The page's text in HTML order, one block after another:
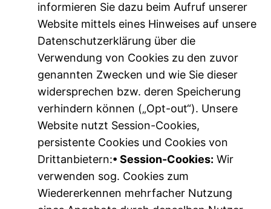
informieren Sie dazu beim Aufruf unserer
Website mittels eines Hinweises auf unsere
Datenschutzerklärung über die
Verwendung von Cookies zu den zuvor
genannten Zwecken und wie Sie dieser
widersprechen bzw. deren Speicherung
verhindern können („Opt-out“). Unsere
Website nutzt Session-Cookies,
persistente Cookies und Cookies von
Drittanbietern:• Session-Cookies: Wir
verwenden sog. Cookies zum
Wiedererkennen mehrfacher Nutzung